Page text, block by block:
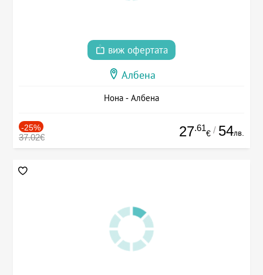
виж офертата
Албена
Нона - Албена
-25%
37.02€ 27.61
€ / 54лв.